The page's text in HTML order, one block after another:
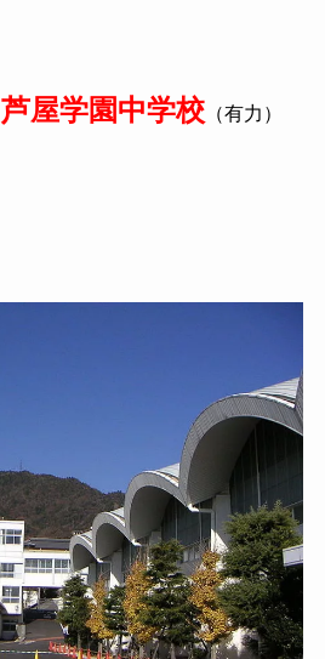
芦屋学園中学校（有力）